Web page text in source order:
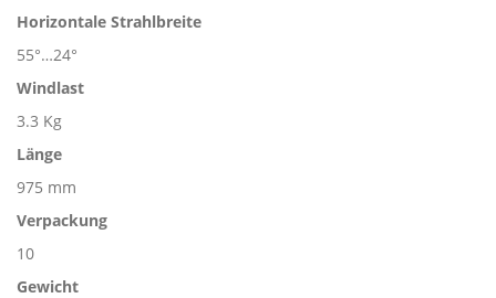
Horizontale Strahlbreite
55°…24°
Windlast
3.3 Kg
Länge
975 mm
Verpackung
10
Gewicht